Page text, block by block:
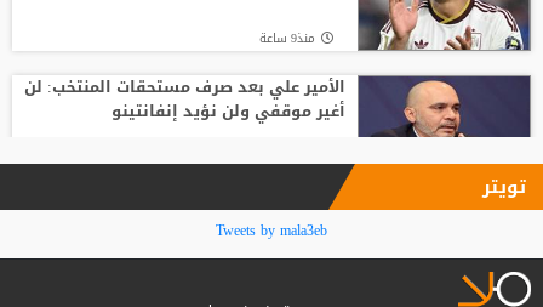
منذ9 ساعة
الأمير علي بعد صرف مستحقات المنتخب: لن
أغير موقفي ولن نؤيد إنفانتينو
فينيسيوس جونيور يمدد عقده مع ريال
مدريد حتى 2032
تويتر
Tweets by mala3eb